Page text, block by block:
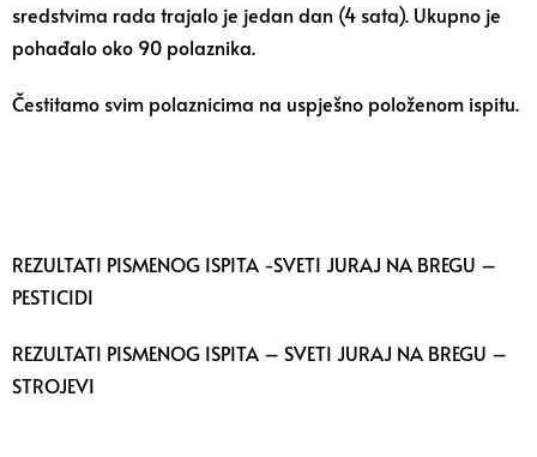
sredstvima rada trajalo je jedan dan (4 sata). Ukupno je
pohađalo oko 90 polaznika.
Čestitamo svim polaznicima na uspješno položenom ispitu.
REZULTATI PISMENOG ISPITA -SVETI JURAJ NA BREGU –
PESTICIDI
REZULTATI PISMENOG ISPITA – SVETI JURAJ NA BREGU –
STROJEVI